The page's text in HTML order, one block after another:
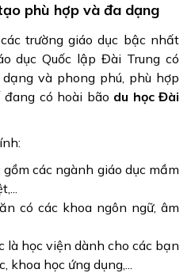
phù hợp và đa dạng
trường giáo dục bậc nhất
dục Quốc lập Đài Trung có
và phong phú, phù hợp
có hoài bão du học Đài
gồm các ngành giáo dục mầm
có các khoa ngôn ngữ, âm
là học viện dành cho các bạn
khoa học ứng dụng,...